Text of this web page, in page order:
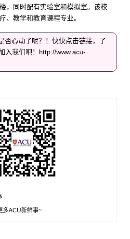
，同时配有实验室和模拟室。该校
、教学和教育课程专业。
否心动了呢？！快快点击链接，了
入我们吧！ http://www.acu-
多ACU新鲜事~